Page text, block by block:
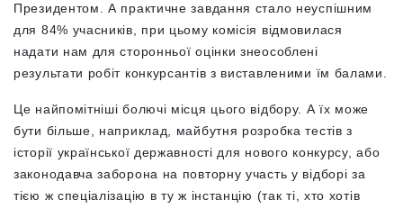
Президентом. А практичне завдання стало неуспішним
для 84% учасників, при цьому комісія відмовилася
надати нам для сторонньої оцінки знеособлені
результати робіт конкурсантів з виставленими їм балами.
Це найпомітніші болючі місця цього відбору. А їх може
бути більше, наприклад, майбутня розробка тестів з
історії української державності для нового конкурсу, або
законодавча заборона на повторну участь у відборі за
тією ж спеціалізацію в ту ж інстанцію (так ті, хто хотів